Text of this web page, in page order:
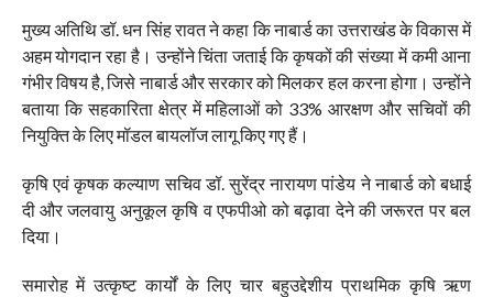
मुख्य अतिथि डॉ. धन सिंह रावत ने कहा कि नाबार्ड का उत्तराखंड के विकास में
अहम योगदान रहा है। उन्होंने चिंता जताई कि कृषकों की संख्या में कमी आना
गंभीर विषय है, जिसे नाबार्ड और सरकार को मिलकर हल करना होगा। उन्होंने
बताया कि सहकारिता क्षेत्र में महिलाओं को 33% आरक्षण और सचिवों की
नियुक्ति के लिए मॉडल बायलॉज लागू किए गए हैं।
कृषि एवं कृषक कल्याण सचिव डॉ. सुरेंद्र नारायण पांडेय ने नाबार्ड को बधाई
दी और जलवायु अनुकूल कृषि व एफपीओ को बढ़ावा देने की जरूरत पर बल
दिया।
समारोह में उत्कृष्ट कार्यों के लिए चार बहुउद्देशीय प्राथमिक कृषि ऋण